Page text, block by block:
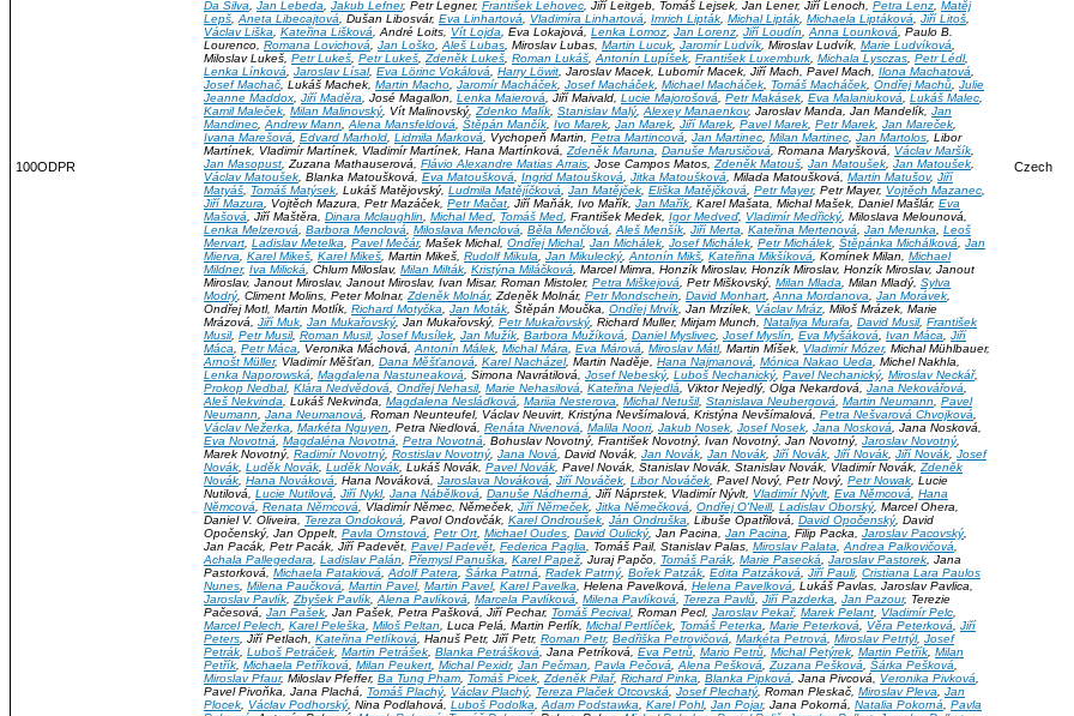
100ODPR
Da Silva
Jan Lebeda Jakub Lefner, Petr Legner, František Lehovec , Jiří Leitgeb, Tomáš Lejsek, Jan Lener, Jiří Lenoch, Petra Lenz Matěj
Lepš Aneta Libecajtová , Dušan Libosvár, Eva Linhartová Vladimíra Linhartová Imrich Lipták Michal Lipták Michaela Liptáková Jiří Litoš
Václav Liška
Kateřina Lišková , André Loits, Vít Lojda , Eva Lokajová, Lenka Lomoz Jan Lorenz Jiří Loudín Anna Lounková , Paulo B.
Lourenco, Romana Lovichová Jan Loško Aleš Lubas , Miroslav Lubas, Martin Lucuk Jaromír Ludvík , Miroslav Ludvík, Marie Ludvíková
Miloslav Lukeš, Petr Lukeš Petr Lukeš Zdeněk Lukeš Roman Lukáš Antonín Lupíšek František Luxemburk Michala Lysczas Petr Lédl,
Lenka Línková
Jaroslav Lísal, Eva Lörinc Vokálová Harry Löwit , Jaroslav Macek, Lubomír Macek, Jiří Mach, Pavel Mach, Ilona Machatová
Josef Machač , Lukáš Machek, Martin Macho Jaromír Macháček Josef Macháček Michael Macháček Tomáš Macháček Ondřej Machů Julie
Jeanne Maddox Jiří Maděra , José Magallon, Lenka Maierová , Jiří Maivald, Lucie Majorošová Petr Makásek Eva Malaniuková Lukáš Malec
Kamil Maleček Milan Malinovský, Vít Malinovský, Zdenko Malík Stanislav Malý, Alexey Manaenkov, Jaroslav Manda, Jan Mandelík, Jan
Mandinec Andrew Mann Alena Mansfeldová Štěpán Mančík Ivo Marek Jan Marek Jiří Marek Pavel Marek Petr Marek Jan Mareček
Ivana Marešová
Edvard Marhold Lidmila Marková , Vychopeň Martin, Petra Martincová Jan Martinec Milan Martinec Jan Martolos , Libor
Martínek, Vladimír Martínek, Vladimír Martínek, Hana Martínková, Zdeněk Maruna Danuše Marusičová , Romana Maryšková, Václav Maršík
Jan Masopust , Zuzana Mathauserová, Flávio Alexandre Matias Arrais , Jose Campos Matos, Zdeněk Matouš Jan Matoušek Jan Matoušek
Václav Matoušek , Blanka Matoušková, Eva Matoušková Ingrid Matoušková Jitka Matoušková , Milada Matoušková, Martin Matušov, Jiří
Matyáš
Tomáš Matýsek , Lukáš Matějovský, Ludmila Matějíčková Jan Matějček Eliška Matějčková Petr Mayer, Petr Mayer, Vojtěch Mazanec
Jiří Mazura , Vojtěch Mazura, Petr Mazáček, Petr Mačat , Jiří Maňák, Ivo Mařík, Jan Mařík , Karel Mašata, Michal Mašek, Daniel Mašlár, Eva
Mašová , Jiří Maštěra, Dinara Mclaughlin Michal Med Tomáš Med , František Medek, Igor Medveď, Vladimír Medřický, Miloslava Melounová,
Lenka Melzerová
Barbora Menclová Miloslava Menclová Běla Menčlová Aleš Menšík Jiří Merta Kateřina Mertenová Jan Merunka
Leoš
Mervart Ladislav Metelka Pavel Mečár, Mašek Michal, Ondřej Michal, Jan Michálek Josef Michálek Petr Michálek Štěpánka Michálková
Jan
Mierva
Karel Mikeš Karel Mikeš , Martin Mikeš, Rudolf Mikula Jan Mikulecký, Antonín Mikš Kateřina Mikšíková , Komínek Milan, Michael
Mildner, Iva Milická , Chlum Miloslav, Milan Milták Kristýna Miláčková , Marcel Mimra, Honzík Miroslav, Honzík Miroslav, Honzík Miroslav, Janout
Miroslav, Janout Miroslav, Janout Miroslav, Ivan Misar, Roman Mistoler, Petra Miškejová , Petr Miškovský, Milan Mlada , Milan Mladý, Sylva
Modrý, Climent Molins, Peter Molnar, Zdeněk Molnár, Zdeněk Molnár, Petr Mondschein David Monhart Anna Mordanova Jan Morávek
Ondřej Motl, Martin Motlík, Richard Motyčka Jan Moták , Štěpán Moučka, Ondřej Mrvík , Jan Mrzílek, Václav Mráz , Miloš Mrázek, Marie
Mrázová, Jiří Muk Jan Mukařovský, Jan Mukařovský, Petr Mukařovský, Richard Muller, Mirjam Munch, Nataliya Murafa David Musil, František
Musil, Petr Musil, Roman Musil, Josef Musílek Jan Mužík Barbora Mužíková Daniel Myslivec Josef Myslín Eva Myšáková Ivan Máca
Jiří
Máca
Petr Máca , Veronika Máchová, Antonín Málek Michal Mára Eva Márová Miroslav Mátl, Martin Míšek, Vladimír Mózer, Michal Mühlbauer,
Arnošt Müller, Vladimír Měšťan, Dana Měšťanová Karel Nacházel, Martin Naděje, Hana Najmanová Mónica Nakao Ueda , Michel Nakhla,
Lenka Naporowská
Magdalena Nastuneaková , Simona Navrátilová, Josef Nebeský, Luboš Nechanický, Pavel Nechanický, Miroslav Neckář,
Prokop Nedbal, Klára Nedvědová Ondřej Nehasil, Marie Nehasilová Kateřina Nejedlá , Viktor Nejedlý, Olga Nekardová, Jana Nekovářová
Aleš Nekvinda , Lukáš Nekvinda, Magdalena Nesládková Mariia Nesterova Michal Netušil, Stanislava Neubergová Martin Neumann
Pavel
Neumann
Jana Neumanová , Roman Neunteufel, Václav Neuvirt, Kristýna Nevšímalová, Kristýna Nevšímalová, Petra Nešvarová Chvojková
Václav Nežerka
Markéta Nguyen , Petra Niedlová, Renáta Nivenová Malila Noori, Jakub Nosek Josef Nosek Jana Nosková , Jana Nosková,
Eva Novotná
Magdaléna Novotná Petra Novotná , Bohuslav Novotný, František Novotný, Ivan Novotný, Jan Novotný, Jaroslav Novotný,
Marek Novotný, Radimír Novotný, Rostislav Novotný, Jana Nová , David Novák, Jan Novák Jan Novák Jiří Novák Jiří Novák Jiří Novák Josef
Novák Luděk Novák Luděk Novák , Lukáš Novák, Pavel Novák , Pavel Novák, Stanislav Novák, Stanislav Novák, Vladimír Novák, Zdeněk
Novák Hana Nováková , Hana Nováková, Jaroslava Nováková Jiří Nováček Libor Nováček , Pavel Nový, Petr Nový, Petr Nowak , Lucie
Nutilová, Lucie Nutilová Jiří Nykl, Jana Nábělková Danuše Nádherná , Jiří Náprstek, Vladimír Nývlt, Vladimír Nývlt Eva Němcová
Hana
Němcová
Renata Němcová , Vladimír Němec, Němeček, Jiří Němeček Jitka Němečková Ondřej O'Neill, Ladislav Oborský, Marcel Ohera,
Daniel V. Oliveira, Tereza Ondoková , Pavol Ondovčák, Karel Ondroušek Ján Ondruška , Libuše Opatřilová, David Opočenský, David
Opočenský, Jan Oppelt, Pavla Ornstová Petr Ort Michael Oudes David Oulický, Jan Pacina, Jan Pacina , Filip Packa, Jaroslav Pacovský,
Jan Pacák, Petr Pacák, Jiří Padevět, Pavel Padevět Federica Paglia , Tomáš Pail, Stanislav Palas, Miroslav Palata Andrea Palkovičová
Achala Pallegedara
Ladislav Palán Přemysl Panuška Karel Papež , Juraj Papčo, Tomáš Parák Marie Pasecká Jaroslav Pastorek , Jana
Pastorková, Michaela Patakiová Adolf Patera Šárka Patrná Radek Patrný, Bořek Patzák Edita Patzáková Jiří Pauli, Cristiana Lara Paulos
Nunes Milena Paučková Martin Pavel, Martin Pavel, Karel Pavelka , Helena Pavelková, Helena Pavelková , Lukáš Pavlas, Jaroslav Pavlica,
Jaroslav Pavlík Zbyšek Pavlík Alena Pavlíková Marcela Pavlíková Milena Pavlíková Tereza Pavlů Jiří Pazderka Jan Pazour, Terezie
Pačesová, Jan Pašek , Jan Pašek, Petra Pašková, Jiří Pechar, Tomáš Pecival, Roman Pecl, Jaroslav Pekař, Marek Pelant Vladimír Pelc
Marcel Pelech
Karel Peleška Miloš Peltan , Luca Pelá, Martin Perlík, Michal Pertlíček Tomáš Peterka Marie Peterková Věra Peterková
Jiří
Peters , Jiří Petlach, Kateřina Petlíková , Hanuš Petr, Jiří Petr, Roman Petr, Bedřiška Petrovičová Markéta Petrová Miroslav Petrtýl, Josef
Petrák Luboš Petráček Martin Petrášek Blanka Petrášková , Jana Petríková, Eva Petrů Mario Petrů Michal Petýrek Martin Petřík Milan
Petřík Michaela Petříková Milan Peukert Michal Pexidr, Jan Pečman Pavla Pečová Alena Pešková Zuzana Pešková Šárka Pešková
Miroslav Pfaur, Miloslav Pfeffer, Ba Tung Pham Tomáš Picek Zdeněk Pilař, Richard Pinka Blanka Pipková , Jana Pivcová, Veronika Pivková
Pavel Pivoňka, Jana Plachá, Tomáš Plachý, Václav Plachý, Tereza Plaček Otcovská Josef Plechatý, Roman Pleskač, Miroslav Pleva
Jan
Plocek
Václav Podhorský, Nina Podlahová, Luboš Podolka Adam Podstawka Karel Pohl, Jan Pojar, Jana Pokorná, Natalia Pokorná
Pavla
Czech